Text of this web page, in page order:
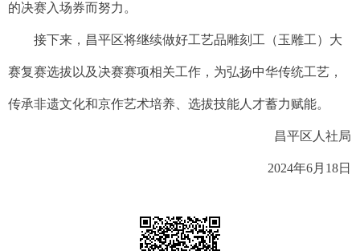
的决赛入场券而努力。
接下来，昌平区将继续做好工艺品雕刻工（玉雕工）大
赛复赛选拔以及决赛赛项相关工作，为弘扬中华传统工艺，
传承非遗文化和京作艺术培养、选拔技能人才蓄力赋能。
昌平区人社局
2024年6月18日